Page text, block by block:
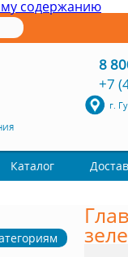
содержанию
8
+7
г.
Каталог